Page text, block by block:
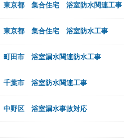
東京都 集合住宅 浴室防水関連工事
東京都 集合住宅 浴室防水工事
町田市 浴室漏水関連防水工事
千葉市 浴室防水関連工事
中野区 浴室漏水事故対応